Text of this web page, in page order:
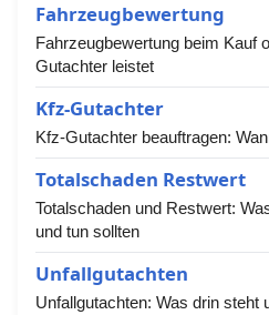
Fahrzeugbewertung
Fahrzeugbewertung beim Kauf
Gutachter leistet
Kfz-Gutachter
Kfz-Gutachter beauftragen:
Totalschaden Restwert
Totalschaden und Restwert:
und tun sollten
Unfallgutachten
Unfallgutachten: Was drin steht